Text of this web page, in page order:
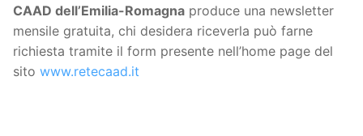
CAAD dell’Emilia-Romagna produce una newsletter
mensile gratuita, chi desidera riceverla può farne
richiesta tramite il form presente nell’home page del
sito www.retecaad.it